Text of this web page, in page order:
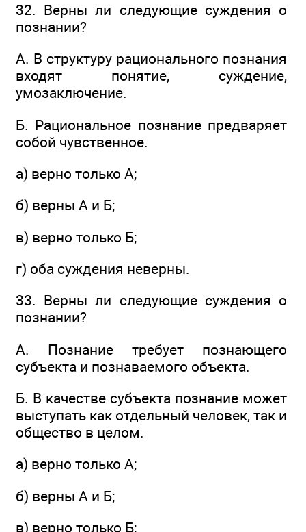
32. Верны ли следующие суждения о
познании?
А. В структуру рационального познания
входят понятие, суждение,
умозаключение.
Б. Рациональное познание предваряет
собой чувственное.
а) верно только А;
б) верны А и Б;
в) верно только Б;
г) оба суждения неверны.
33. Верны ли следующие суждения о
познании?
А. Познание требует познающего
субъекта и познаваемого объекта.
Б. В качестве субъекта познание может
выступать как отдельный человек, так и
общество в целом.
а) верно только А;
б) верны А и Б;
в) верно только Б;